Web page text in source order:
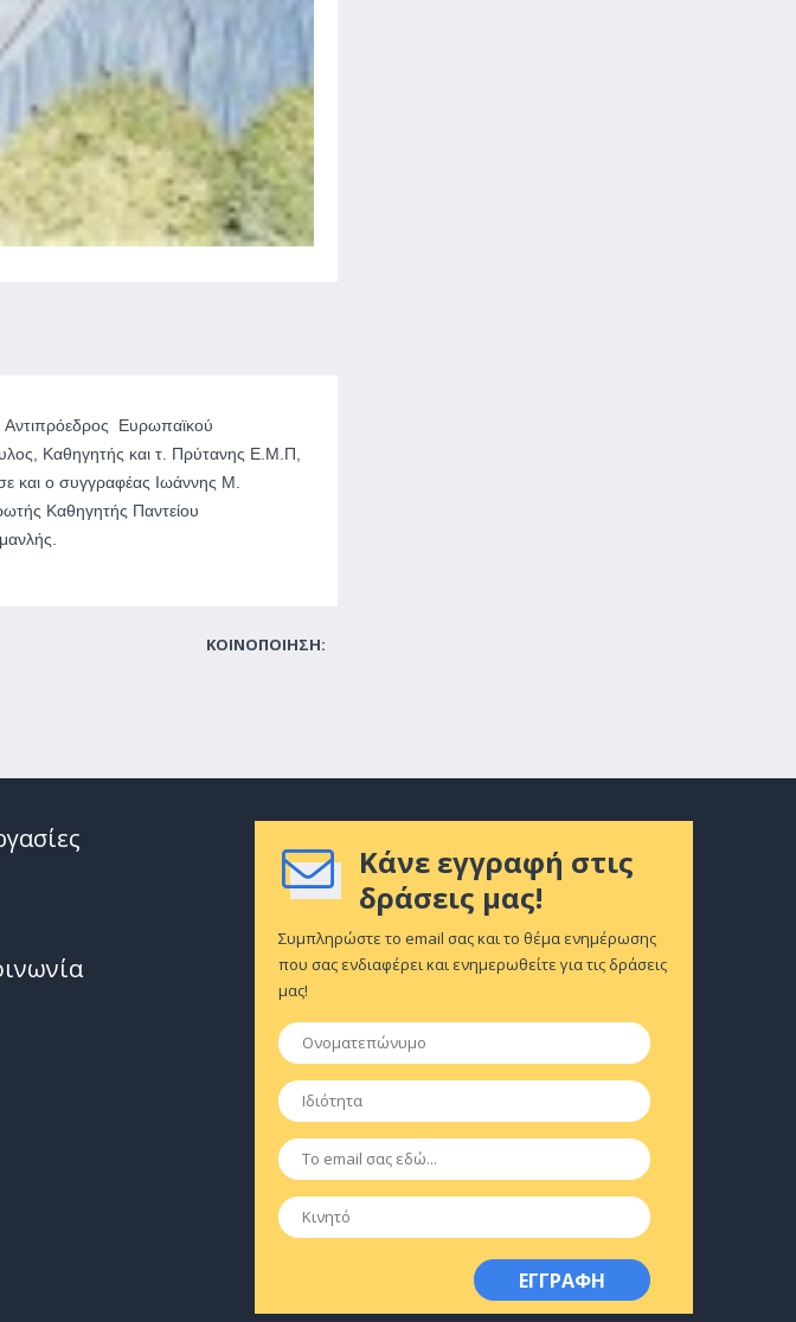
Αντιπρόεδρος Ευρωπαϊκού
Καθηγητής και τ. Πρύτανης Ε.Μ.Π,
και ο συγγραφέας Ιωάννης Μ.
Καθηγητής Παντείου
ΚΟΙΝΟΠΟΙΗΣΗ:
Κάνε εγγραφή στις
δράσεις μας!
Συμπληρώστε το email σας και το θέμα ενημέρωσης
που σας ενδιαφέρει και ενημερωθείτε για τις δράσεις
μας!
Ονοματεπώνυμο
Ιδιότητα
Email
Κινητό